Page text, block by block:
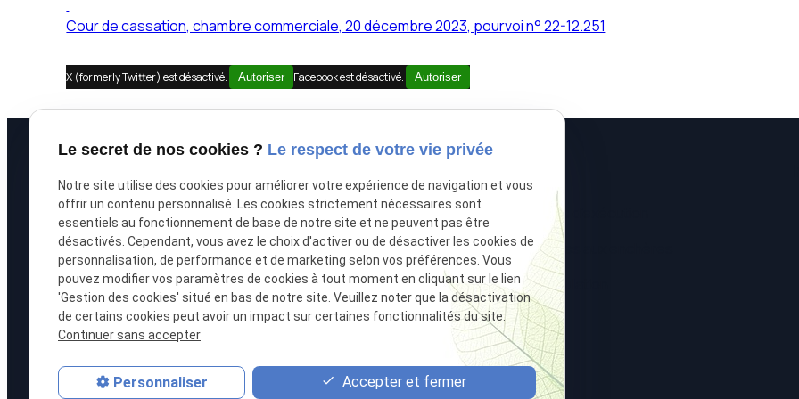
Cour de cassation, chambre commerciale, 20 décembre 2023, pourvoi n° 22-12.251
X (formerly Twitter) est désactivé. Autoriser Facebook est désactivé. Autoriser
Accueil
Le cabinet
L'équipe
Honoraires
Recouvrement de créances
Saisie immobilière
Procédure collective
Droit bancaire
Voies d'exécution
Ventes aux enchères
Postulation
Le secret de nos cookies ? Le respect de votre vie privée
Notre site utilise des cookies pour améliorer votre expérience de navigation et vous
offrir un contenu personnalisé. Les cookies strictement nécessaires sont
essentiels au fonctionnement de base de notre site et ne peuvent pas être
désactivés. Cependant, vous avez le choix d'activer ou de désactiver les cookies de
personnalisation, de performance et de marketing selon vos préférences. Vous
pouvez modifier vos paramètres de cookies à tout moment en cliquant sur le lien
'Gestion des cookies' situé en bas de notre site. Veuillez noter que la désactivation
de certains cookies peut avoir un impact sur certaines fonctionnalités du site.
Continuer sans accepter
Personnaliser Accepter et fermer